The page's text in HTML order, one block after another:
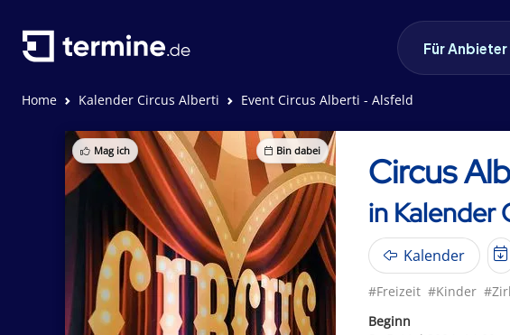
Für Anbieter
Home Kalender Circus Alberti Event Circus Alberti - Alsfeld
Mag ich Bin dabei Circus
in Kalender
Kalender
#Freizeit #Kinder
Beginn